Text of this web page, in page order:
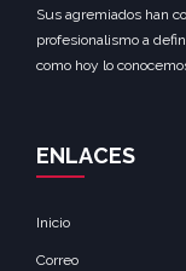
Sus agremiados han
profesionalismo a
como hoy lo
ENLACES
Inicio
Correo